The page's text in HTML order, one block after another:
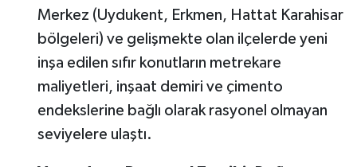
Merkez (Uydukent, Erkmen, Hattat Karahisar
bölgeleri) ve gelişmekte olan ilçelerde yeni
inşa edilen sıfır konutların metrekare
maliyetleri, inşaat demiri ve çimento
endekslerine bağlı olarak rasyonel olmayan
seviyelere ulaştı.